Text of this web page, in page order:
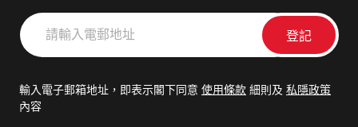
請
輸
郵
輸入電子郵箱地址，即表示閣下同意 使用條款 細則及 私隱政策
內容